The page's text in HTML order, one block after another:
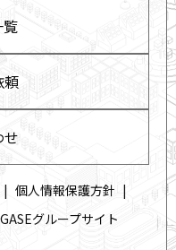
覧
頼
せ
個人情報保護方針
グループサイト